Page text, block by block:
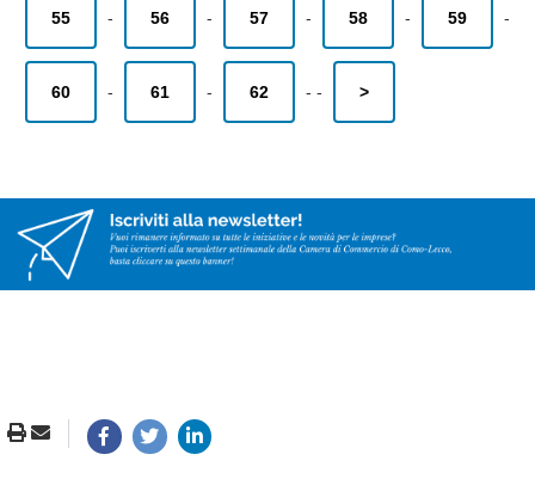
55 - 56 - 57 - 58 - 59 -
60 - 61 - 62 - - >